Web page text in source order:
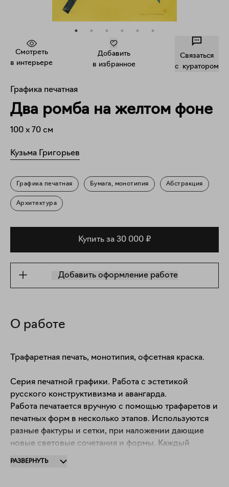
Смотреть
в интерьере
Добавить
в избранное
Связаться
c куратором
Графика печатная
Два ромба на желтом фоне
100 x 70 см
Кузьма Григорьев
Графика печатная Бумага, монотипия Абстракция
Архитектура
Купить за 30 000 ₽
Добавить оформление работе
О работе
Трафаретная печать, монотипия, офсетная краска.
Серия печатной графики. Работа с эстетикой
русского конструктивизма и авангарда.
Работа печатается вручную с помощью трафаретов и
печатных форм в несколько этапов. Используются
разные фактуры и сетки, при наложении дающие
новые световые сочетания и формы. Каждый
РАЗВЕРНУТЬ